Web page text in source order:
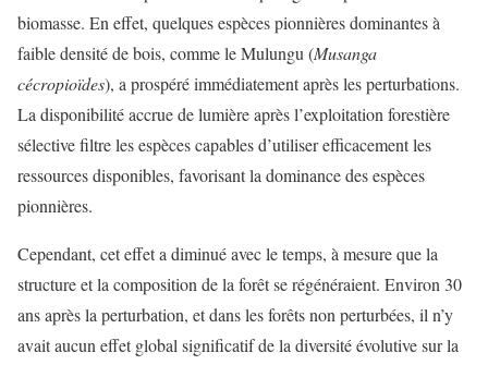
biomasse. En effet, quelques espèces pionnières dominantes à
faible densité de bois, comme le Mulungu (Musanga
cécropioïdes), a prospéré immédiatement après les perturbations.
La disponibilité accrue de lumière après l’exploitation forestière
sélective filtre les espèces capables d’utiliser efficacement les
ressources disponibles, favorisant la dominance des espèces
pionnières.
Cependant, cet effet a diminué avec le temps, à mesure que la
structure et la composition de la forêt se régénéraient. Environ 30
ans après la perturbation, et dans les forêts non perturbées, il n’y
avait aucun effet global significatif de la diversité évolutive sur la